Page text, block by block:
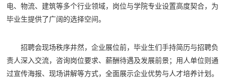
电、物流、建筑等多个行业领域，岗位与学院专业设置高度契合，为
毕业生提供了广阔的选择空间。
招聘会现场秩序井然，企业展位前，毕业生们手持简历与招聘负
责人深入交流，咨询岗位要求、薪酬待遇及发展前景；用人单位则通
过宣传海报、现场讲解等方式，全面展示企业优势与人才培养计划。